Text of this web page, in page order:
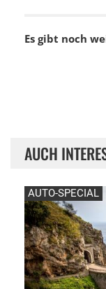
Es gibt noch
AUCH
AUTO-SPECIAL